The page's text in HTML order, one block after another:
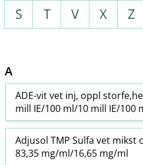
S
T V X Z
A
ADE-vit vet inj, oppl
mill IE/100 ml/10 mill IE/100
Adjusol TMP Sulfa vet mikst
83,35 mg/ml/16,65 mg/ml